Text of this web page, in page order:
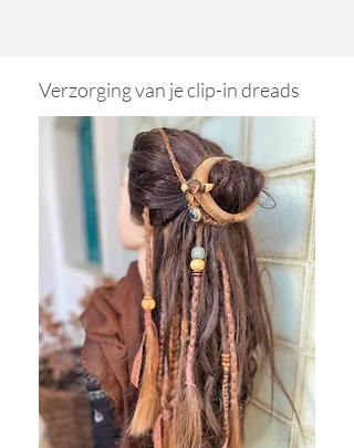
Verzorging van je clip-in dreads